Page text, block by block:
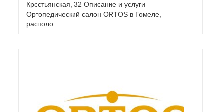
Крестьянская, 32 Описание и услуги
Ортопедический салон ORTOS в Гомеле,
располо...